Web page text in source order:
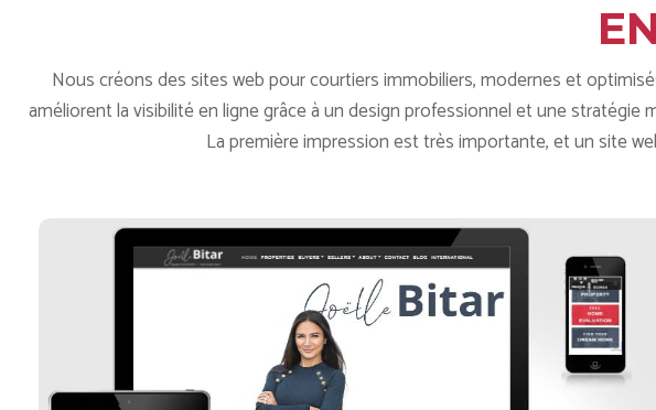
Nous créons des sites web pour courtiers immobiliers, modernes et
améliorent la visibilité en ligne grâce à un design professionnel et une
La première impression est très importante, et un site